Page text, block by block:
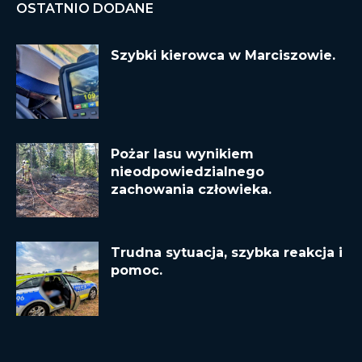
OSTATNIO DODANE
Szybki kierowca w Marciszowie.
Pożar lasu wynikiem
nieodpowiedzialnego
zachowania człowieka.
Trudna sytuacja, szybka reakcja i
pomoc.